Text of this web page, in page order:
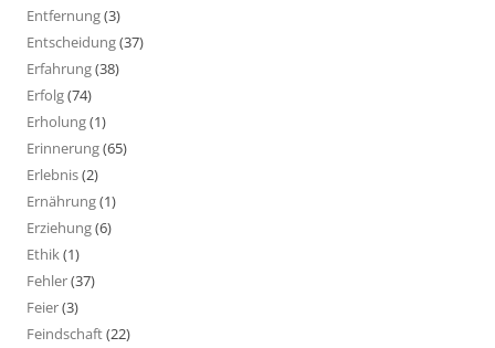
Entfernung(3)
Entscheidung(37)
Erfahrung(38)
Erfolg(74)
Erholung(1)
Erinnerung(65)
Erlebnis(2)
Ernährung(1)
Erziehung(6)
Ethik(1)
Fehler(37)
Feier(3)
Feindschaft(22)